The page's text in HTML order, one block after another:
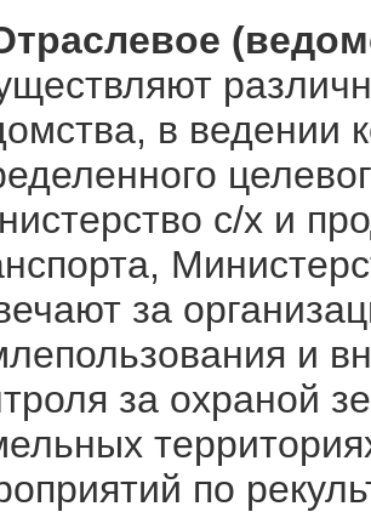
в ведении
с/х и
за
и
за охраной
по